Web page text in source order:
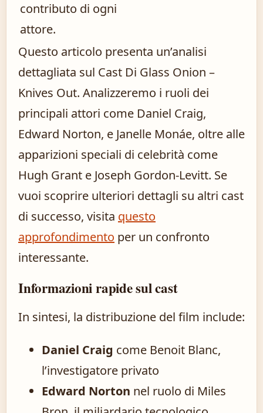
contributo di ogni
attore.
Questo articolo presenta un’analisi
dettagliata sul Cast Di Glass Onion –
Knives Out. Analizzeremo i ruoli dei
principali attori come Daniel Craig,
Edward Norton, e Janelle Monáe, oltre alle
apparizioni speciali di celebrità come
Hugh Grant e Joseph Gordon-Levitt. Se
vuoi scoprire ulteriori dettagli su altri cast
di successo, visita questo
approfondimento per un confronto
interessante.
Informazioni rapide sul cast
In sintesi, la distribuzione del film include:
Daniel Craig come Benoit Blanc,
l’investigatore privato
Edward Norton nel ruolo di Miles